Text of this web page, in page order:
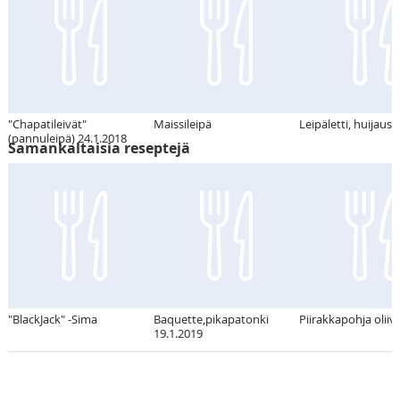
"Chapatileivät"
(pannuleipä) 24.1.2018
Maissileipä Leipäletti,
Samankaltaisia reseptejä
"BlackJack" -Sima
Baquette,pikapatonki
19.1.2019
Piirakkapohja